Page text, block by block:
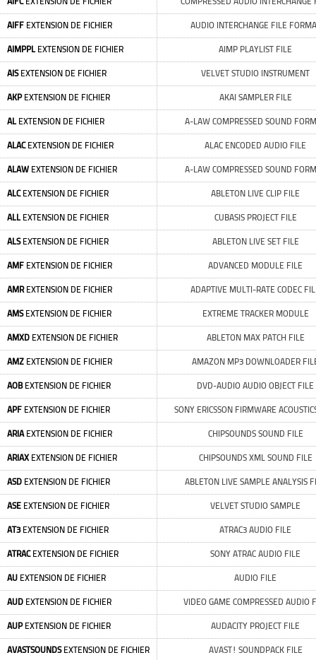
AIFF EXTENSION DE FICHIER AUDIO INTERCHANGE FILE
AIMPPLEXTENSION DE FICHIER AIMP PLAYLIST FILE
AISEXTENSION DE FICHIER VELVET STUDIO INSTRUMENT
AKPEXTENSION DE FICHIER AKAI SAMPLER FILE
ALEXTENSION DE FICHIER A-LAW COMPRESSED SOUND
ALACEXTENSION DE FICHIER ALAC ENCODED AUDIO FILE
ALAW EXTENSION DE FICHIER A-LAW COMPRESSED SOUND
ALCEXTENSION DE FICHIER ABLETON LIVE CLIP FILE
ALLEXTENSION DE FICHIER CUBASIS PROJECT FILE
ALSEXTENSION DE FICHIER ABLETON LIVE SET FILE
AMF EXTENSION DE FICHIER ADVANCED MODULE FILE
AMREXTENSION DE FICHIER ADAPTIVE MULTI-RATE CODEC
AMSEXTENSION DE FICHIER EXTREME TRACKER MODULE
AMXD EXTENSION DE FICHIER ABLETON MAX PATCH FILE
AMZ EXTENSION DE FICHIER AMAZON MP3 DOWNLOADER
AOBEXTENSION DE FICHIER DVD-AUDIO AUDIO OBJECT FILE
APF EXTENSION DE FICHIER SONY ERICSSON FIRMWARE
ARIAEXTENSION DE FICHIER CHIPSOUNDS SOUND FILE
ARIAXEXTENSION DE FICHIER CHIPSOUNDS XML SOUND FILE
ASD EXTENSION DE FICHIER ABLETON LIVE SAMPLE ANALYSIS
ASE EXTENSION DE FICHIER VELVET STUDIO SAMPLE
AT3EXTENSION DE FICHIER ATRAC3 AUDIO FILE
ATRACEXTENSION DE FICHIER SONY ATRAC AUDIO FILE
AU EXTENSION DE FICHIER AUDIO FILE
AUD EXTENSION DE FICHIER VIDEO GAME COMPRESSED AUDIO
AUPEXTENSION DE FICHIER AUDACITY PROJECT FILE
AVASTSOUNDSEXTENSION DE FICHIER AVAST! SOUNDPACK FILE